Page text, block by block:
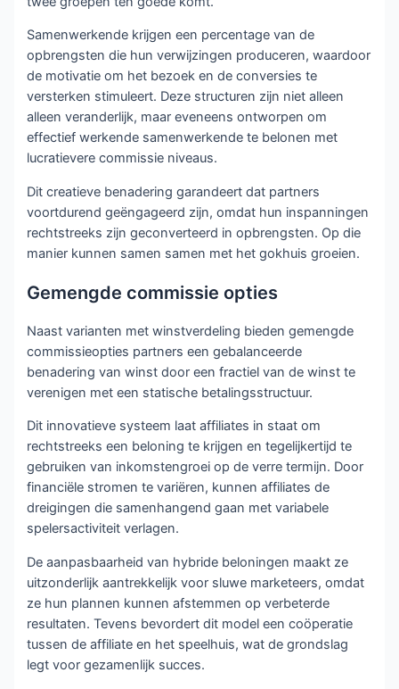
Samenwerkende krijgen een percentage van de
opbrengsten die hun verwijzingen produceren, waardoor
de motivatie om het bezoek en de conversies te
versterken stimuleert. Deze structuren zijn niet alleen
alleen veranderlijk, maar eveneens ontworpen om
effectief werkende samenwerkende te belonen met
lucratievere commissie niveaus.
Dit creatieve benadering garandeert dat partners
voortdurend geëngageerd zijn, omdat hun inspanningen
rechtstreeks zijn geconverteerd in opbrengsten. Op die
manier kunnen samen samen met het gokhuis groeien.
Gemengde commissie opties
Naast varianten met winstverdeling bieden gemengde
commissieopties partners een gebalanceerde
benadering van winst door een fractiel van de winst te
verenigen met een statische betalingsstructuur.
Dit innovatieve systeem laat affiliates in staat om
rechtstreeks een beloning te krijgen en tegelijkertijd te
gebruiken van inkomstengroei op de verre termijn. Door
financiële stromen te variëren, kunnen affiliates de
dreigingen die samenhangend gaan met variabele
spelersactiviteit verlagen.
De aanpasbaarheid van hybride beloningen maakt ze
uitzonderlijk aantrekkelijk voor sluwe marketeers, omdat
ze hun plannen kunnen afstemmen op verbeterde
resultaten. Tevens bevordert dit model een coöperatie
tussen de affiliate en het speelhuis, wat de grondslag
legt voor gezamenlijk succes.